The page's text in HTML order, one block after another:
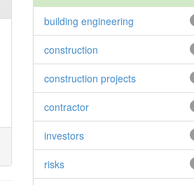
building engineering
construction
construction projects
contractor
investors
risks